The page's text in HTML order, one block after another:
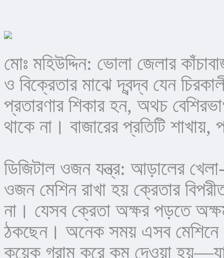
মোঃ মহিউদ্দিন: ভোলা জেলার
ও বিক্রেতার মাঝে দ্বন্দ্ব যেন
প্রতারণার শিকার হন, অথচ
থাকে না। বাজারের প্রতিটি
ডিজিটাল ওজন যন্ত্র: আড়ালের
ওজন মেশিন রাখা হয় ক্রেতার
না। যেসব ক্রেতা অক্ষর পড়তে
ঠকছেন। অনেক সময় এসব মেশিনে
কয়েক গ্রাম করে কম দেওয়া